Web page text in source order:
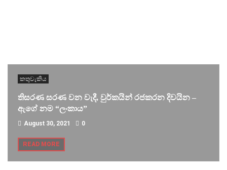
කතුවැකිය
තිසරණ සරණ වන වැදී, වුර්කයින් රජකරන දිවයින –
ඇගේ නම “ලංකාය”
August 30, 2021 0
READ MORE